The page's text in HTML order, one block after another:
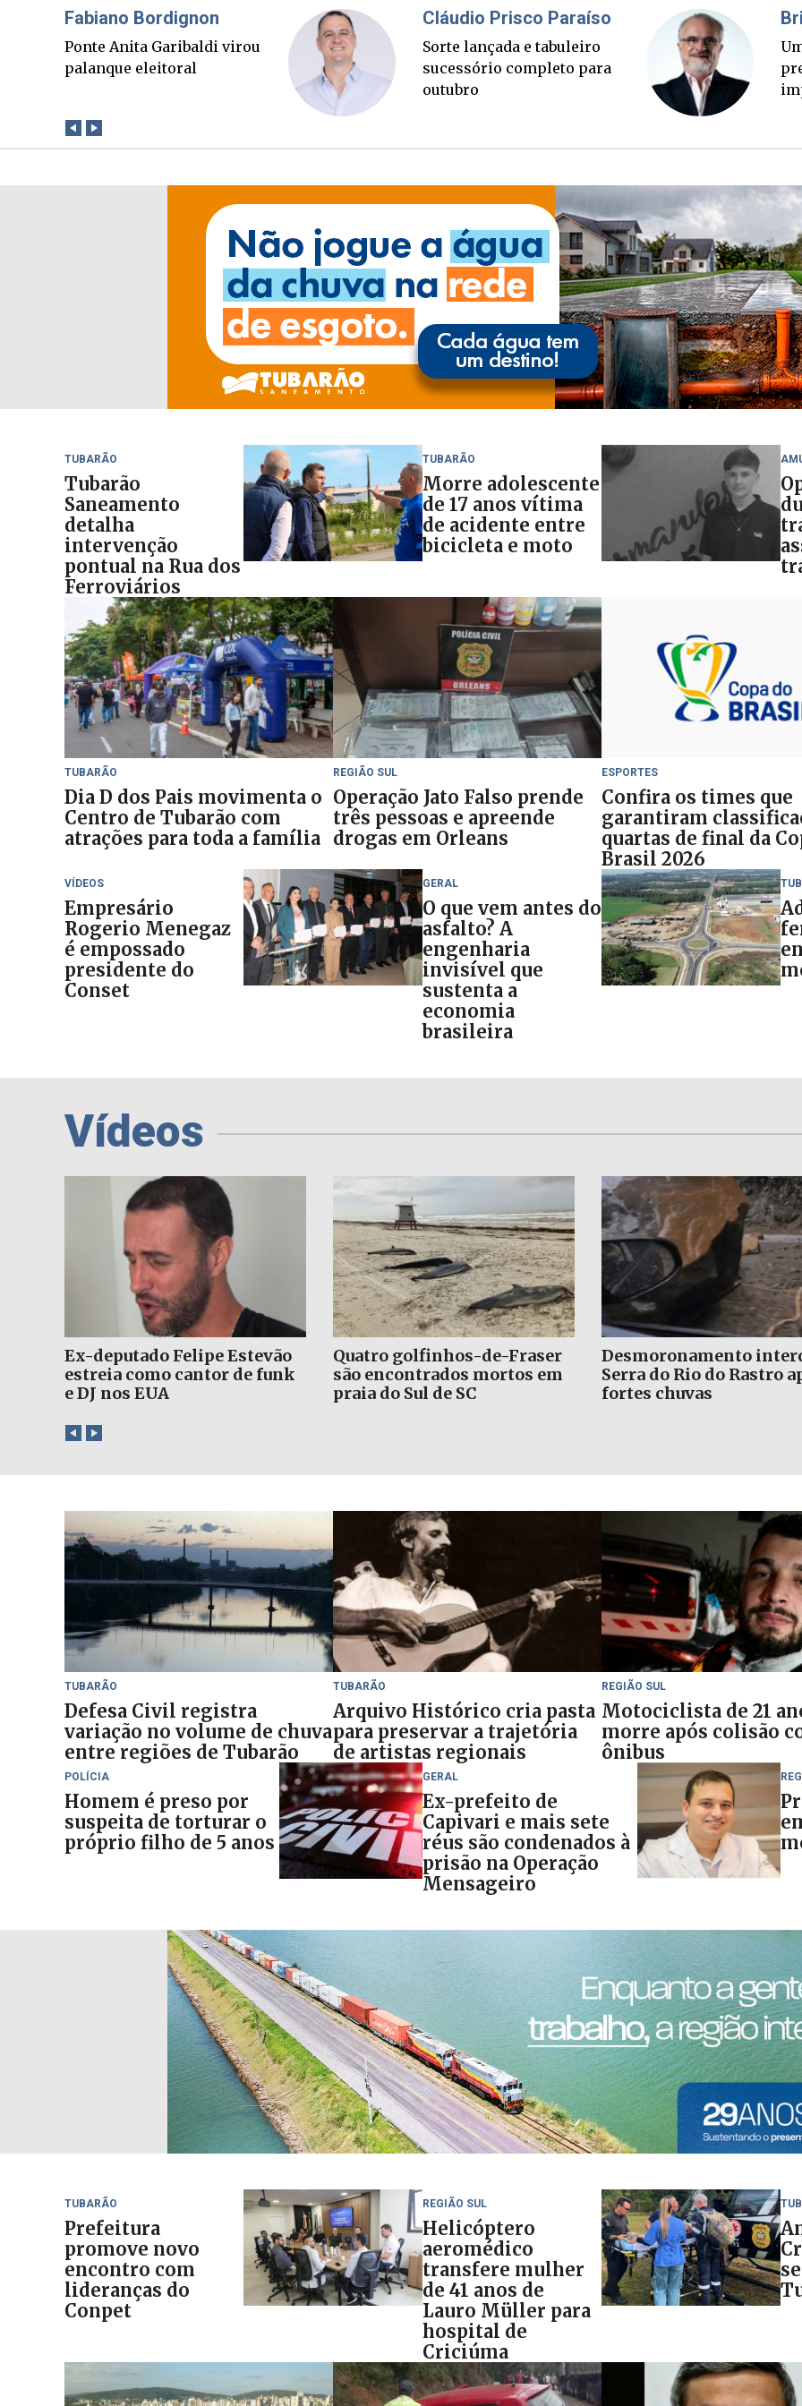
Misael Elias
O Boato corre mais rápido
que a verdade. Mas quem
Fabiano Bordignon
Ponte Anita Garibaldi virou
palanque eleitoral
TUBARÃO
Tubarão
Saneamento
detalha
intervenção
pontual na Rua dos
Ferroviários
TUBARÃO
Morre adolescente
de 17 anos vítima
de acidente entre
bicicleta e moto
TUBARÃO
Dia D dos Pais movimenta o
Centro de Tubarão com
atrações para toda a família
REGIÃO SUL
Operação Jato Falso prende
três pessoas e apreende
drogas em Orleans
ESPORTES
Confira os times que
garantiram
quartas de final da
Brasil 2026
VÍDEOS
Empresário
Rogerio Menegaz
é empossado
presidente do
Conset
GERAL
O que vem antes do
asfalto? A
engenharia
invisível que
sustenta a
economia
brasileira
Vídeos
Cão de apoio surpreende
tutor cego com visita durante
internação no HNSC
Homem despenca de 15
metros durante decolagem
de parapente em Laguna
Milei faz gesto a Flávio
Bolsonaro e defende
“onda azul” na América
TUBARÃO
Defesa Civil registra
variação no volume de chuva
entre regiões de Tubarão
TUBARÃO
Arquivo Histórico cria pasta
para preservar a trajetória
de artistas regionais
REGIÃO SUL
Motociclista de 21
morre após colisão
ônibus
POLÍCIA
Homem é preso por
suspeita de torturar o
próprio filho de 5 anos
GERAL
Ex-prefeito de
Capivari e mais sete
réus são condenados à
prisão na Operação
Mensageiro
TUBARÃO
Prefeitura
promove novo
encontro com
lideranças do
Conpet
REGIÃO SUL
Helicóptero
aeromédico
transfere mulher
de 41 anos de
Lauro Müller para
hospital de
Criciúma